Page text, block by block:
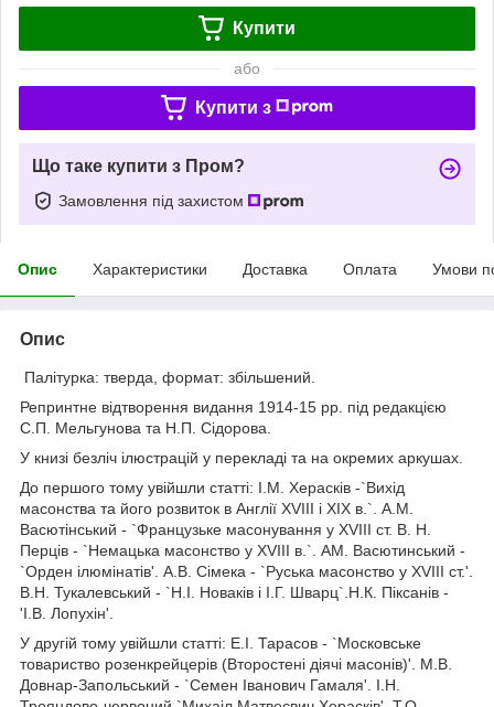
Купити
або
Купити з
Що таке купити з Пром?
Замовлення під захистом
Опис Характеристики Доставка Оплата Умови
Опис
Палітурка: тверда, формат: збільшений.
Репринтне відтворення видання 1914-15 рр. під редакцією
С.П. Мельгунова та Н.П. Сідорова.
У книзі безліч ілюстрацій у перекладі та на окремих аркушах.
До першого тому увійшли статті: І.М. Херасків -`Вихід
масонства та його розвиток в Англії XVIII і XIX в.`. А.М.
Васютінський - `Французьке масонування у XVIII ст. В. Н.
Перців - `Немацька масонство у XVIII в.`. АМ. Васютинський -
`Орден ілюмінатів'. А.В. Сімека - `Руська масонство у XVIII ст.'.
В.Н. Тукалевський - `Н.І. Новаків і І.Г. Шварц`.Н.К. Піксанів -
'І.В. Лопухін'.
У другій тому увійшли статті: Е.І. Тарасов - `Московське
товариство розенкрейцерів (Второстені діячі масонів)'. М.В.
Довнар-Запольський - `Семен Іванович Гамаля'. І.Н.